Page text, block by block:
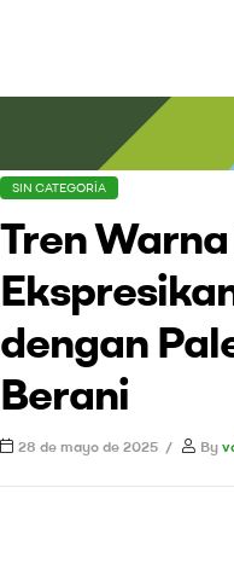
SIN CATEGORÍA
Tren
dengan
Berani
28 de mayo de 2025 By